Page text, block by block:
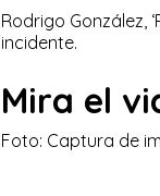
Rodrigo González,
incidente.
Mira el
Foto: Captura de